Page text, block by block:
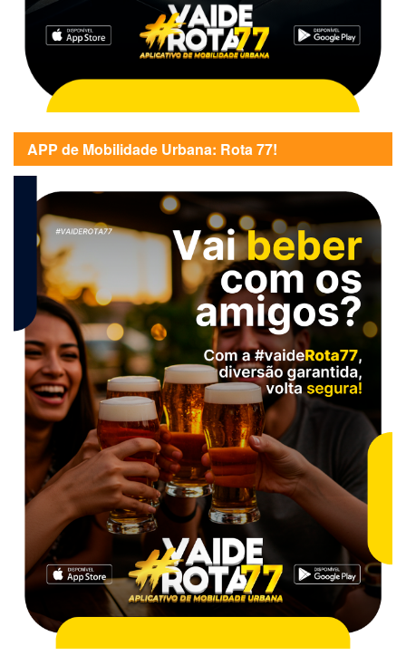
APP de Mobilidade Urbana: Rota 77!